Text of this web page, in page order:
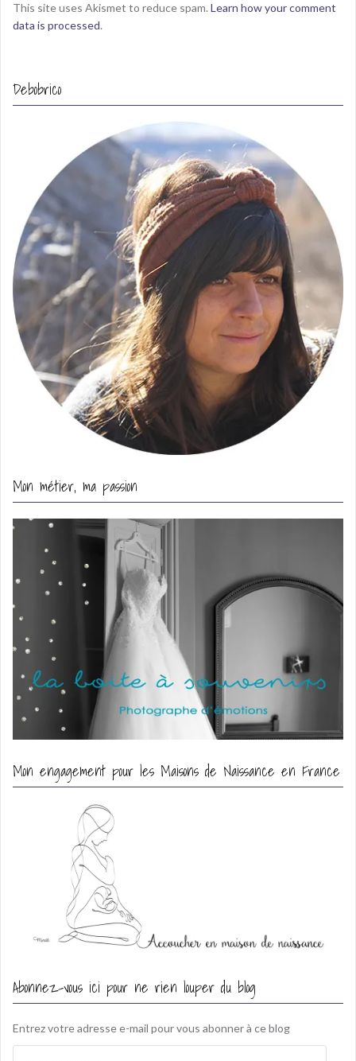
This site uses Akismet to reduce spam.Learn how your comment
data is processed.
Debobrico
Mon métier, ma passion
Mon engagement pour les Maisons de Naissance en France
Abonnez-vous ici pour ne rien louper du blog
Entrez votre adresse e-mail pour vous abonner à ce blog